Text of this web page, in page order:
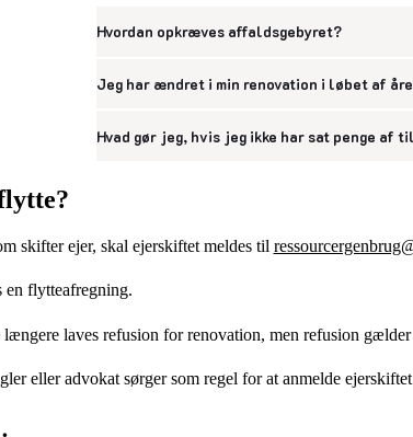
Hvordan opkræves affaldsgebyret?
Jeg har ændret i min renovation i løbet af
Hvad gør jeg, hvis jeg ikke har sat penge af
skifter ejer, skal ejerskiftet meldes til
en flytteafregning.
længere laves refusion for renovation, men refusion
eller advokat sørger som regel for at anmelde